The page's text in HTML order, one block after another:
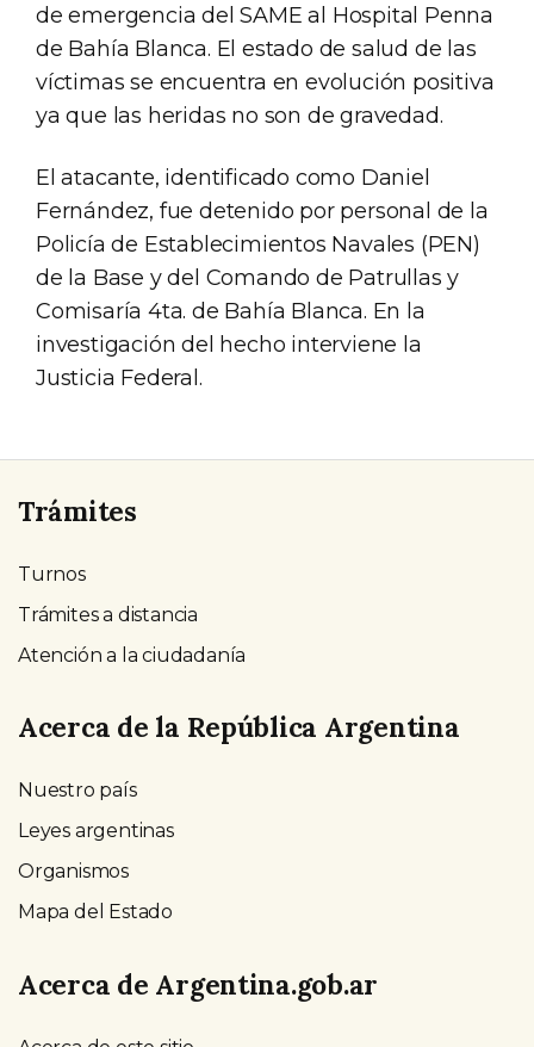
de emergencia del SAME al Hospital Penna
de Bahía Blanca. El estado de salud de las
víctimas se encuentra en evolución positiva
ya que las heridas no son de gravedad.
El atacante, identificado como Daniel
Fernández, fue detenido por personal de la
Policía de Establecimientos Navales (PEN)
de la Base y del Comando de Patrullas y
Comisaría 4ta. de Bahía Blanca. En la
investigación del hecho interviene la
Justicia Federal.
Trámites
Turnos
Trámites a distancia
Atención a la ciudadanía
Acerca de la República Argentina
Nuestro país
Leyes argentinas
Organismos
Mapa del Estado
Acerca de Argentina.gob.ar